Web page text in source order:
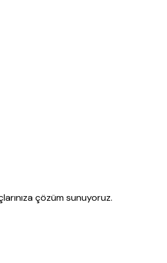
çözüm sunuyoruz.